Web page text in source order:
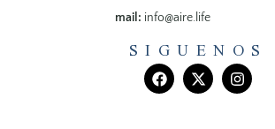
mail: info@aire.life
SIGUENOS